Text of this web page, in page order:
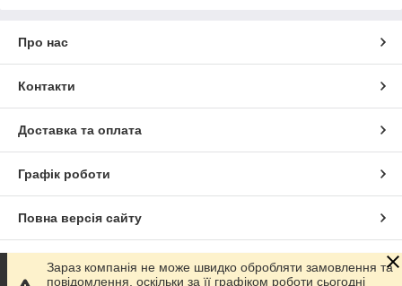
Про нас
Контакти
Доставка та оплата
Графік роботи
Повна версія сайту
Сайт створено на маркетплейсі Prom.ua
Зараз компанія не може швидко обробляти замовлення та
повідомлення, оскільки за її графіком роботи сьогодні